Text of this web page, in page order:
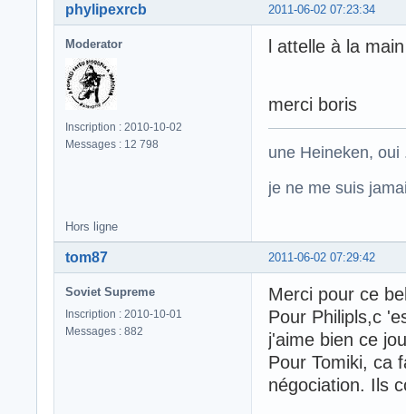
2011-06-02 07:23:34
phylipexrcb
Moderator
Inscription : 2010-10-02
Messages : 12 798
l attelle à la
merci boris
une Heineken,
je ne me suis
Hors ligne
2011-06-02 07:29:42
tom87
Soviet Supreme
Inscription : 2010-10-01
Messages : 882
Merci pour ce
Pour Philipls,c
j'aime bien ce
Pour Tomiki, ca
négociation. Ils